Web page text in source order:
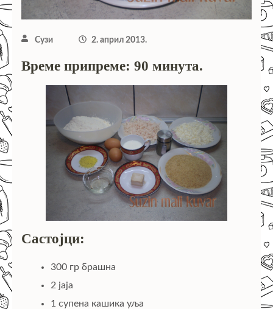
Сузи 2. април 2013.
Време припреме: 90 минута.
Састојци:
300 гр брашна
2 јаја
1 супена кашика уља